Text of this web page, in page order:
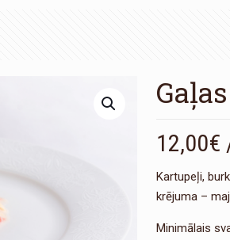
12,00€
Kartupeļi,
krējuma –
Minimālais